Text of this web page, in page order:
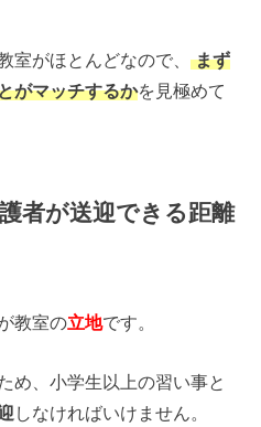
室がほとんどなので、まず
がマッチするかを見極めて
者が送迎できる距離
教室の立地です。
め、小学生以上の習い事と
しなければいけません。